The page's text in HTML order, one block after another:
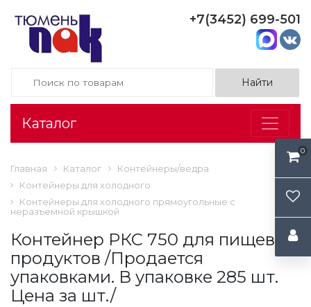
0
+7(3452) 699-501
Каталог
Главная Каталог
Контейнеры/ведра
Контейнеры для холодного
Контейнеры для холодного прямоугольные с
неразъемной крышкой
Контейнер РКС 750 для пищевых
продуктов /Продается
упаковками. В упаковке 285 шт.
Цена за шт./